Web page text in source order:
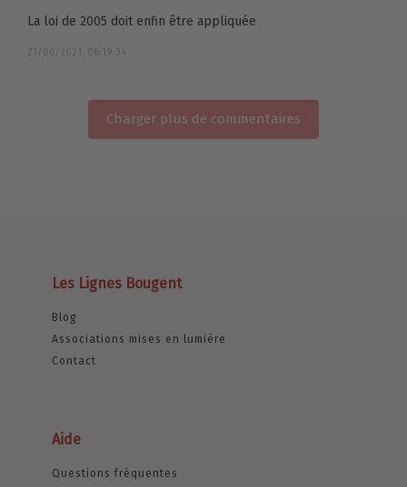
La loi de 2005 doit enfin être appliquée
21/06/2021, 06:19:34
Charger plus de commentaires
Les Lignes Bougent
Blog
Associations mises en lumière
Contact
Aide
Questions fréquentes